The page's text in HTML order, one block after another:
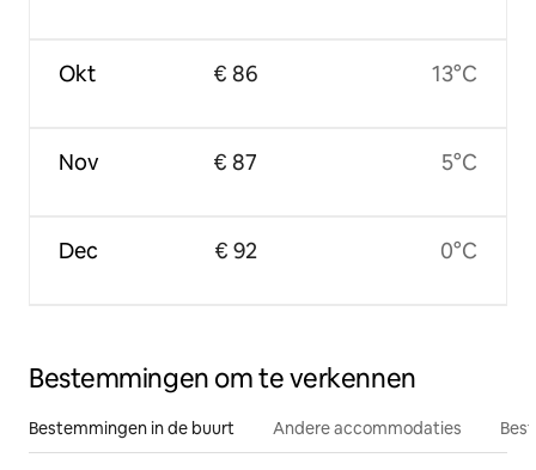
Okt
Nov
Dec
€ 86
€ 87
€ 92
13°C
5°C
0°C
Bestemmingen om te verkennen
Bestemmingen in de buurt Andere accommodaties